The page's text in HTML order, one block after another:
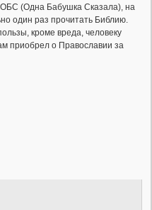
ОБС (Одна Бабушка Сказала), на
один раз прочитать Библию.
кроме вреда, человеку
приобрел о Православии за